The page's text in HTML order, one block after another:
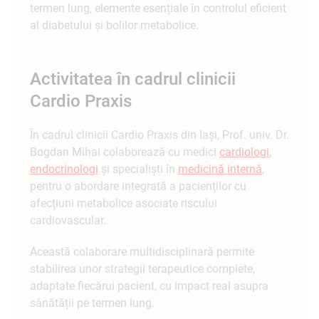
termen lung, elemente esențiale în controlul eficient
al diabetului și bolilor metabolice.
Activitatea în cadrul clinicii
Cardio Praxis
În cadrul clinicii Cardio Praxis din Iași, Prof. univ. Dr.
Bogdan Mihai colaborează cu medici cardiologi,
endocrinologi și specialiști în medicină internă,
pentru o abordare integrată a pacienților cu
afecțiuni metabolice asociate riscului
cardiovascular.
Această colaborare multidisciplinară permite
stabilirea unor strategii terapeutice complete,
adaptate fiecărui pacient, cu impact real asupra
sănătății pe termen lung.